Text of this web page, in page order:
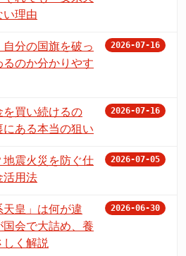
い理由
分の国旗を破っ
のか分かりやす
2026-07-16
買い続けるの
ある本当の狙い
2026-07-16
震火災を防ぐ仕
活用法
2026-07-05
天皇」は何が違
会で大詰め、養
しく解説
2026-06-30